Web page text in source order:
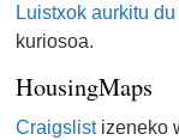
Luistxok aurkitu du
kuriosoa.
HousingMaps
Craigslistizeneko